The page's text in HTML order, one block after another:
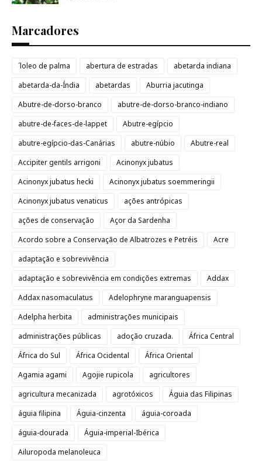
Marcadores
´loleo de palma abertura de estradas
abetarda indiana
abetarda-da-Índia
abetardas
Aburria jacutinga
Abutre-de-dorso-branco
abutre-de-dorso-branco-indiano
abutre-de-faces-de-lappet
Abutre-egípcio
abutre-egípcio-das-Canárias
abutre-núbio
Abutre-real
Accipiter gentils arrigoni
Acinonyx jubatus
Acinonyx jubatus hecki
Acinonyx jubatus soemmeringii
Acinonyx jubatus venaticus
ações antrópicas
ações de conservação
Açor da Sardenha
Acordo sobre a Conservação de Albatrozes e Petréis
Acre
adaptação e sobrevivência
adaptação e sobrevivência em condições extremas
Addax
Addax nasomaculatus
Adelophryne maranguapensis
Adelpha herbita
administrações municipais
administrações públicas
adoção cruzada.
África Central
África do Sul
África Ocidental
África Oriental
Agamia agami
Agojie rupicola
agricultores
agricultura mecanizada
agrotóxicos
Águia das Filipinas
águia filipina
Águia-cinzenta
águia-coroada
águia-dourada
Águia-imperial-Ibérica
Ailuropoda melanoleuca